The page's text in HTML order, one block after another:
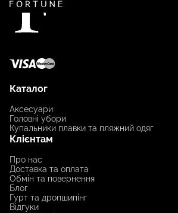
Каталог
Аксесуари
Головні убори
Купальники плавки та пляжний одяг
Клієнтам
Про нас
Доставка та оплата
Обмін та повернення
Блог
Гурт та дропшипінг
Відгуки